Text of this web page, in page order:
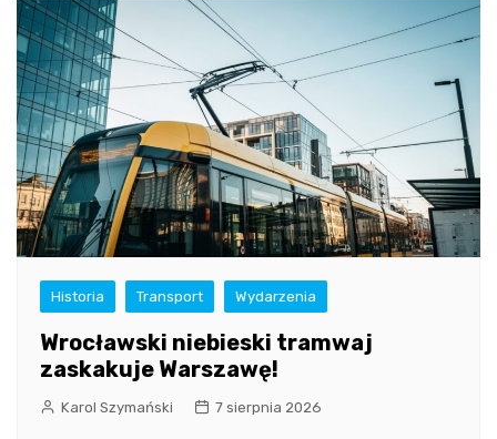
Historia Transport Wydarzenia
Wrocławski niebieski tramwaj
zaskakuje Warszawę!
Karol Szymański 7 sierpnia 2026